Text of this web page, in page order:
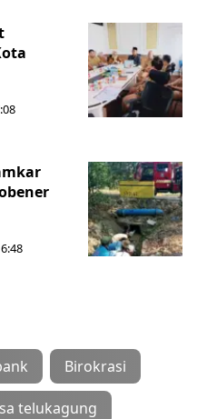
Birokrasi
telukagung